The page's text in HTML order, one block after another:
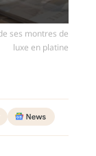
ses montres de
luxe en platine